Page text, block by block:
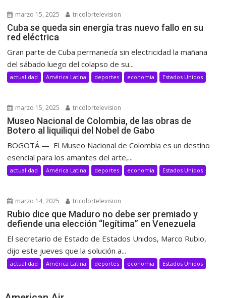
marzo 15, 2025 tricolortelevision
Cuba se queda sin energía tras nuevo fallo en su
red eléctrica
Gran parte de Cuba permanecía sin electricidad la mañana
del sábado luego del colapso de su...
actualidad América Latina deportes economia Estados Unidos
marzo 15, 2025 tricolortelevision
Museo Nacional de Colombia, de las obras de
Botero al liquiliqui del Nobel de Gabo
BOGOTÁ — El Museo Nacional de Colombia es un destino
esencial para los amantes del arte,...
actualidad América Latina deportes economia Estados Unidos
marzo 14, 2025 tricolortelevision
Rubio dice que Maduro no debe ser premiado y
defiende una elección “legítima” en Venezuela
El secretario de Estado de Estados Unidos, Marco Rubio,
dijo este jueves que la solución a...
actualidad América Latina deportes economia Estados Unidos